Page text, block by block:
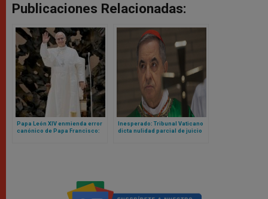
Publicaciones Relacionadas:
Papa León XIV enmienda error
canónico de Papa Francisco:
Inesperado: Tribunal Vaticano
dicta nulidad parcial de juicio